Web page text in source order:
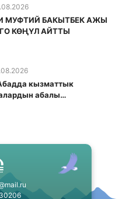
МУФТИЙ БАКЫТБЕК АЖЫ
КӨҢҮЛ АЙТТЫ
кызматтык
абалы